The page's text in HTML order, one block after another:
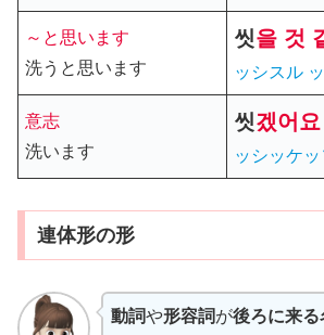
～と思います
洗うと思います
씻을 것
ッシスル
意志
洗います
씻겠어요
ッシッケッ
連体形の形
動詞や形容詞が後ろに来る